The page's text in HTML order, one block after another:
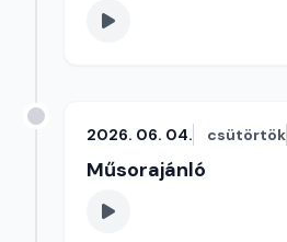
2026. 06. 04. csütörtök
Műsorajánló